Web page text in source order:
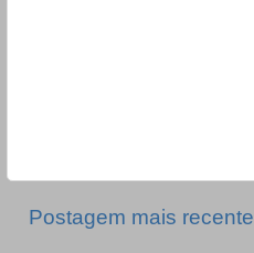
Postagem mais recente